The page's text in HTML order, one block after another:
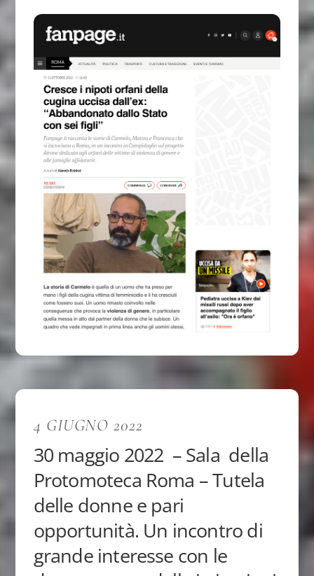
4 GIUGNO 2022
30 maggio 2022 – Sala della
Protomoteca Roma – Tutela
delle donne e pari
opportunità. Un incontro di
grande interesse con le